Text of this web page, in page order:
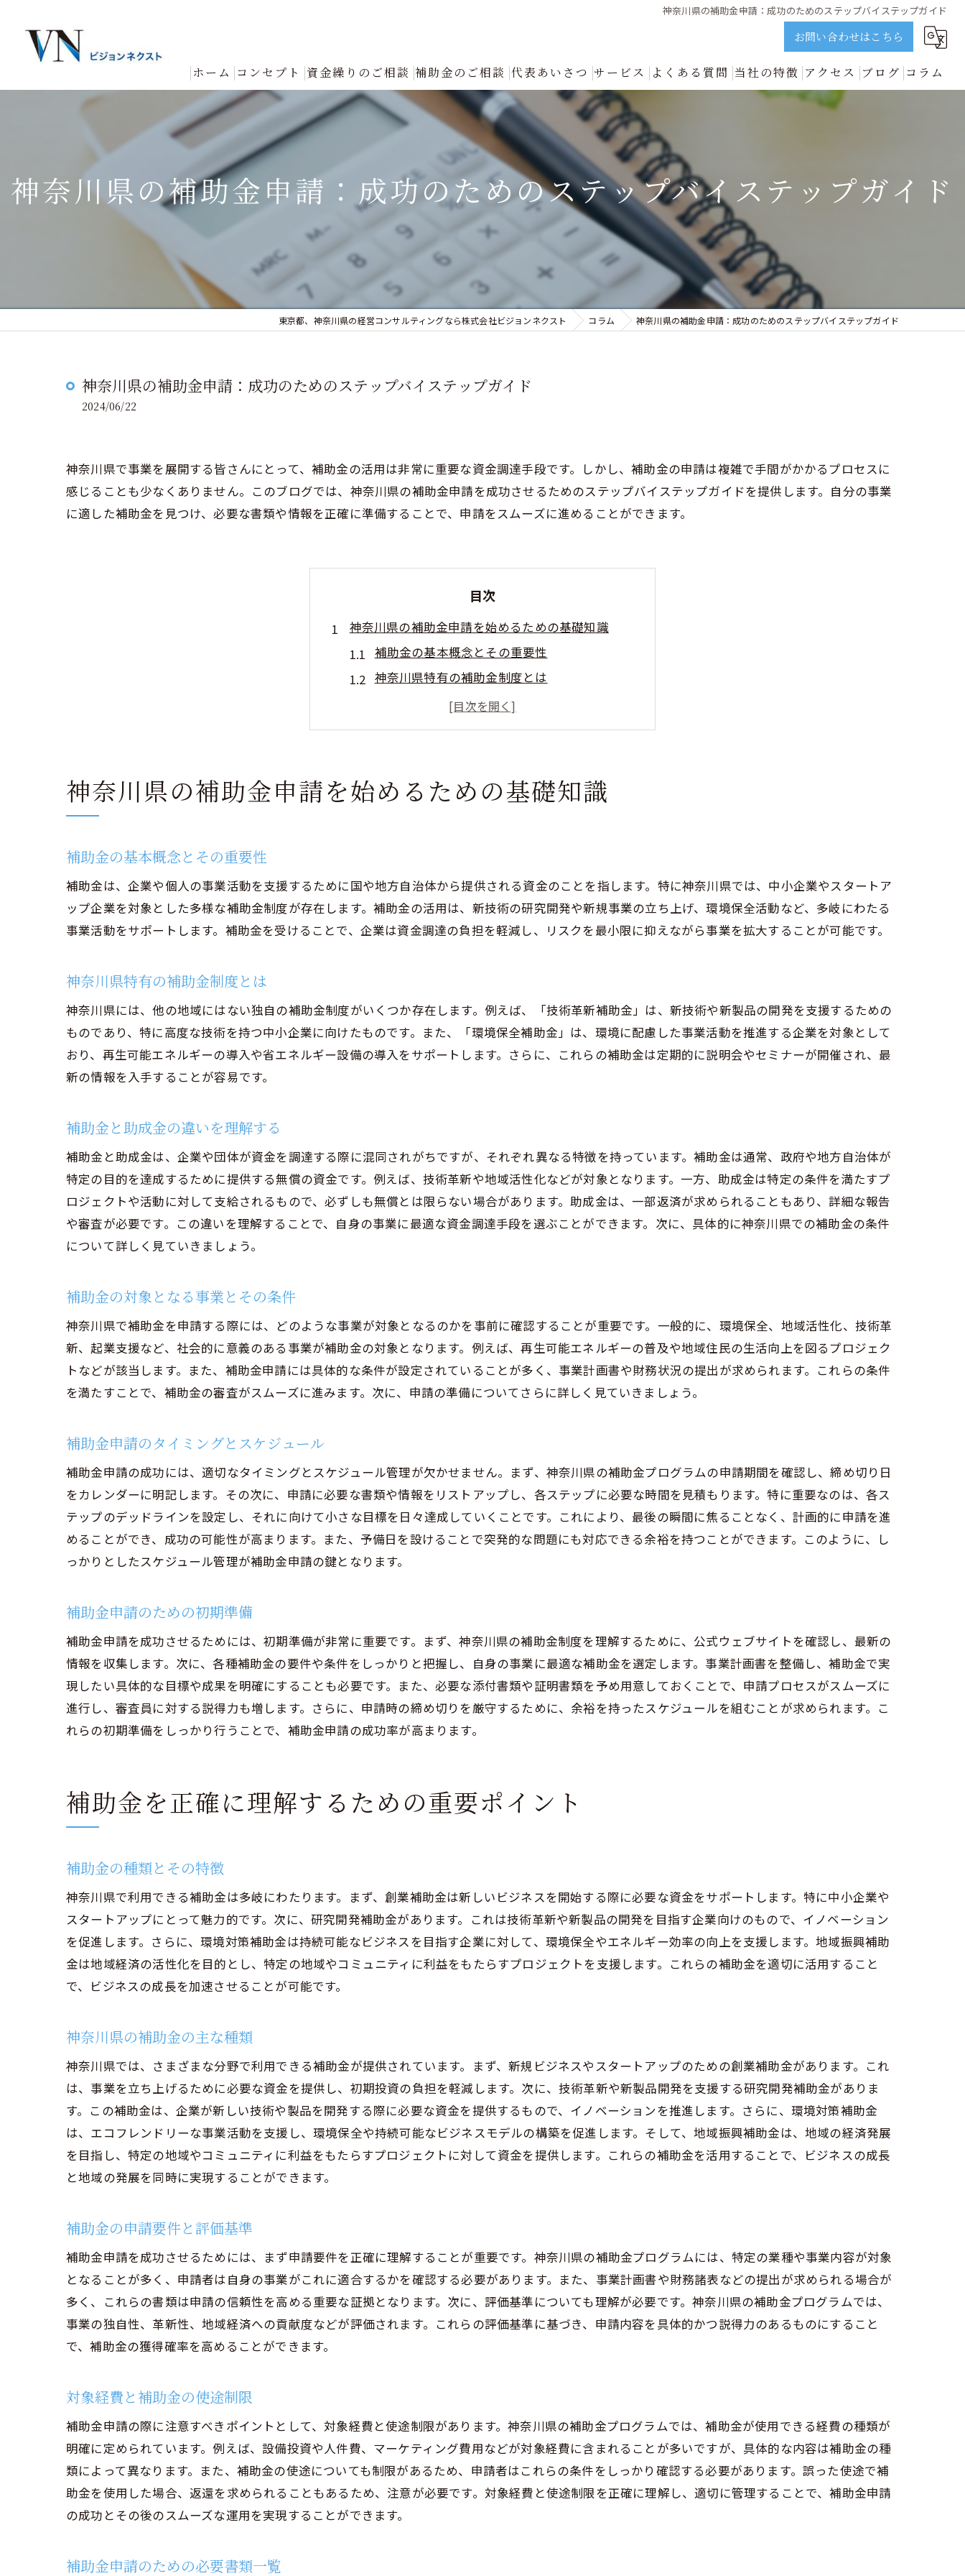
神奈川県の補助金申請：成功のためのステップバイステップガイド
お問い合わせはこちら
ホーム コンセプト 資金繰りのご相談
創業融資コンサルタントの選び方と成功の秘訣｜確実な資金調達をプロが誠実に解説 | ビジョンネクスト
融資について
銀行への返済リスケジュール（条件変更）の手続きと進め方｜資金繰り改善のプロが誠実に解説 | ビジョンネクスト
認定支援機関による「税制優遇・金利低減」フル活用支援
補助金のご相談 代表あいさつ サービス よくある質問 当社の特徴
中小企業
事業再生
アクセス ブログ コラム
神奈川県の補助金申請：成功のためのステップバイステップガイド
東京都、神奈川県の経営コンサルティングなら株式会社ビジョンネクスト コラム 神奈川県の補助金申請：成功のためのステップバイステップガイド
神奈川県の補助金申請：成功のためのステップバイステップガイド
2024/06/22
神奈川県で事業を展開する皆さんにとって、補助金の活用は非常に重要な資金調達手段です。しかし、補助金の申請は複雑で手間がかかるプロセスに
感じることも少なくありません。このブログでは、神奈川県の補助金申請を成功させるためのステップバイステップガイドを提供します。自分の事業
に適した補助金を見つけ、必要な書類や情報を正確に準備することで、申請をスムーズに進めることができます。
目次
神奈川県の補助金申請を始めるための基礎知識
補助金の基本概念とその重要性
神奈川県特有の補助金制度とは
補助金と助成金の違いを理解する
補助金の対象となる事業とその条件
補助金申請のための初期準備
補助金を正確に理解するための重要ポイント
補助金の申請要件と評価基準
対象経費と補助金の使途制限
補助金申請のための必要書類一覧
申請前に確認すべきこと
申請書の書き方と注意点
オンライン申請の手順
補助金申請でよくあるミスとその回避方法
よくある書類不備とその対策
申請書の記入ミスを防ぐ方法
期限内に提出をするためのチェックリスト
神奈川県の補助金利用で成功するための戦略
補助金を活用した成功事例の紹介
効果的な補助金の使い方
補助金活用後の報告書作成方法
補助金申請に必要な書類と情報の準備方法
申請書類のリストアップ
必要情報の収集方法
オンライン申請に必要な情報
提出前に確認すべき書類のチェックリスト
補助金申請書の正確な記入方法と注意点
申請書の各項目の書き方
エラーチェック方法
申請書に添付する証拠書類の準備
補助金が交付された場合の手続き
補助金を効果的に活用するための計画
補助金利用後の報告義務
神奈川県の補助金申請を始めるための基礎知識
補助金の基本概念とその重要性
補助金は、企業や個人の事業活動を支援するために国や地方自治体から提供される資金のことを指します。特に神奈川県では、中小企業やスタートア
ップ企業を対象とした多様な補助金制度が存在します。補助金の活用は、新技術の研究開発や新規事業の立ち上げ、環境保全活動など、多岐にわたる
事業活動をサポートします。補助金を受けることで、企業は資金調達の負担を軽減し、リスクを最小限に抑えながら事業を拡大することが可能です。
神奈川県特有の補助金制度とは
神奈川県には、他の地域にはない独自の補助金制度がいくつか存在します。例えば、「技術革新補助金」は、新技術や新製品の開発を支援するための
ものであり、特に高度な技術を持つ中小企業に向けたものです。また、「環境保全補助金」は、環境に配慮した事業活動を推進する企業を対象として
おり、再生可能エネルギーの導入や省エネルギー設備の導入をサポートします。さらに、これらの補助金は定期的に説明会やセミナーが開催され、最
新の情報を入手することが容易です。
補助金と助成金の違いを理解する
補助金と助成金は、企業や団体が資金を調達する際に混同されがちですが、それぞれ異なる特徴を持っています。補助金は通常、政府や地方自治体が
特定の目的を達成するために提供する無償の資金です。例えば、技術革新や地域活性化などが対象となります。一方、助成金は特定の条件を満たすプ
ロジェクトや活動に対して支給されるもので、必ずしも無償とは限らない場合があります。助成金は、一部返済が求められることもあり、詳細な報告
や審査が必要です。この違いを理解することで、自身の事業に最適な資金調達手段を選ぶことができます。次に、具体的に神奈川県での補助金の条件
について詳しく見ていきましょう。
補助金の対象となる事業とその条件
神奈川県で補助金を申請する際には、どのような事業が対象となるのかを事前に確認することが重要です。一般的に、環境保全、地域活性化、技術革
新、起業支援など、社会的に意義のある事業が補助金の対象となります。例えば、再生可能エネルギーの普及や地域住民の生活向上を図るプロジェク
トなどが該当します。また、補助金申請には具体的な条件が設定されていることが多く、事業計画書や財務状況の提出が求められます。これらの条件
を満たすことで、補助金の審査がスムーズに進みます。次に、申請の準備についてさらに詳しく見ていきましょう。
補助金申請のタイミングとスケジュール
補助金申請の成功には、適切なタイミングとスケジュール管理が欠かせません。まず、神奈川県の補助金プログラムの申請期間を確認し、締め切り日
をカレンダーに明記します。その次に、申請に必要な書類や情報をリストアップし、各ステップに必要な時間を見積もります。特に重要なのは、各ス
テップのデッドラインを設定し、それに向けて小さな目標を日々達成していくことです。これにより、最後の瞬間に焦ることなく、計画的に申請を進
めることができ、成功の可能性が高まります。また、予備日を設けることで突発的な問題にも対応できる余裕を持つことができます。このように、し
っかりとしたスケジュール管理が補助金申請の鍵となります。
補助金申請のための初期準備
補助金申請を成功させるためには、初期準備が非常に重要です。まず、神奈川県の補助金制度を理解するために、公式ウェブサイトを確認し、最新の
情報を収集します。次に、各種補助金の要件や条件をしっかりと把握し、自身の事業に最適な補助金を選定します。事業計画書を整備し、補助金で実
現したい具体的な目標や成果を明確にすることも必要です。また、必要な添付書類や証明書類を予め用意しておくことで、申請プロセスがスムーズに
進行し、審査員に対する説得力も増します。さらに、申請時の締め切りを厳守するために、余裕を持ったスケジュールを組むことが求められます。こ
れらの初期準備をしっかり行うことで、補助金申請の成功率が高まります。
補助金を正確に理解するための重要ポイント
補助金の種類とその特徴
神奈川県で利用できる補助金は多岐にわたります。まず、創業補助金は新しいビジネスを開始する際に必要な資金をサポートします。特に中小企業や
スタートアップにとって魅力的です。次に、研究開発補助金があります。これは技術革新や新製品の開発を目指す企業向けのもので、イノベーション
を促進します。さらに、環境対策補助金は持続可能なビジネスを目指す企業に対して、環境保全やエネルギー効率の向上を支援します。地域振興補助
金は地域経済の活性化を目的とし、特定の地域やコミュニティに利益をもたらすプロジェクトを支援します。これらの補助金を適切に活用すること
で、ビジネスの成長を加速させることが可能です。
神奈川県の補助金の主な種類
神奈川県では、さまざまな分野で利用できる補助金が提供されています。まず、新規ビジネスやスタートアップのための創業補助金があります。これ
は、事業を立ち上げるために必要な資金を提供し、初期投資の負担を軽減します。次に、技術革新や新製品開発を支援する研究開発補助金がありま
す。この補助金は、企業が新しい技術や製品を開発する際に必要な資金を提供するもので、イノベーションを推進します。さらに、環境対策補助金
は、エコフレンドリーな事業活動を支援し、環境保全や持続可能なビジネスモデルの構築を促進します。そして、地域振興補助金は、地域の経済発展
を目指し、特定の地域やコミュニティに利益をもたらすプロジェクトに対して資金を提供します。これらの補助金を活用することで、ビジネスの成長
と地域の発展を同時に実現することができます。
補助金の申請要件と評価基準
補助金申請を成功させるためには、まず申請要件を正確に理解することが重要です。神奈川県の補助金プログラムには、特定の業種や事業内容が対象
となることが多く、申請者は自身の事業がこれに適合するかを確認する必要があります。また、事業計画書や財務諸表などの提出が求められる場合が
多く、これらの書類は申請の信頼性を高める重要な証拠となります。次に、評価基準についても理解が必要です。神奈川県の補助金プログラムでは、
事業の独自性、革新性、地域経済への貢献度などが評価されます。これらの評価基準に基づき、申請内容を具体的かつ説得力のあるものにすること
で、補助金の獲得確率を高めることができます。
対象経費と補助金の使途制限
補助金申請の際に注意すべきポイントとして、対象経費と使途制限があります。神奈川県の補助金プログラムでは、補助金が使用できる経費の種類が
明確に定められています。例えば、設備投資や人件費、マーケティング費用などが対象経費に含まれることが多いですが、具体的な内容は補助金の種
類によって異なります。また、補助金の使途についても制限があるため、申請者はこれらの条件をしっかり確認する必要があります。誤った使途で補
助金を使用した場合、返還を求められることもあるため、注意が必要です。対象経費と使途制限を正確に理解し、適切に管理することで、補助金申請
の成功とその後のスムーズな運用を実現することができます。
補助金申請のための必要書類一覧